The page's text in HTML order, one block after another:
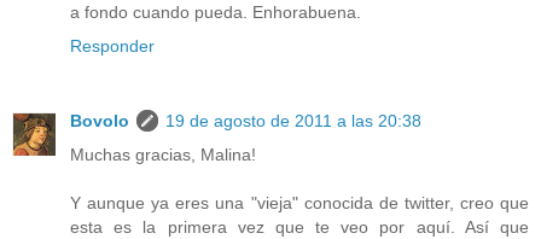
a fondo cuando pueda. Enhorabuena.
Responder
Bovolo
19 de agosto de 2011 a las 20:38
Muchas gracias, Malina!
Y aunque ya eres una "vieja" conocida de twitter, creo que
esta es la primera vez que te veo por aquí. Así que